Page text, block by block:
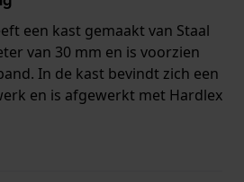
een kast gemaakt van Staal
van 30 mm en is voorzien
In de kast bevindt zich een
en is afgewerkt met Hardlex